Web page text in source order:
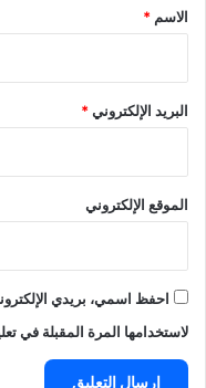
*
الاسم *
البريد الإلكتروني*
الموقع الإلكتروني
احفظ اسمي، بريدي
لاستخدامها المرة المقبلة في